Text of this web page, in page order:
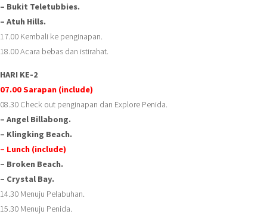
– Bukit Teletubbies.
– Atuh Hills.
17.00 Kembali ke penginapan.
18.00 Acara bebas dan istirahat.
HARI KE-2
07.00 Sarapan (include)
08.30 Check out penginapan dan Explore Penida.
– Angel Billabong.
– Klingking Beach.
– Lunch (include)
– Broken Beach.
– Crystal Bay.
14.30 Menuju Pelabuhan.
15.30 Menuju Penida.